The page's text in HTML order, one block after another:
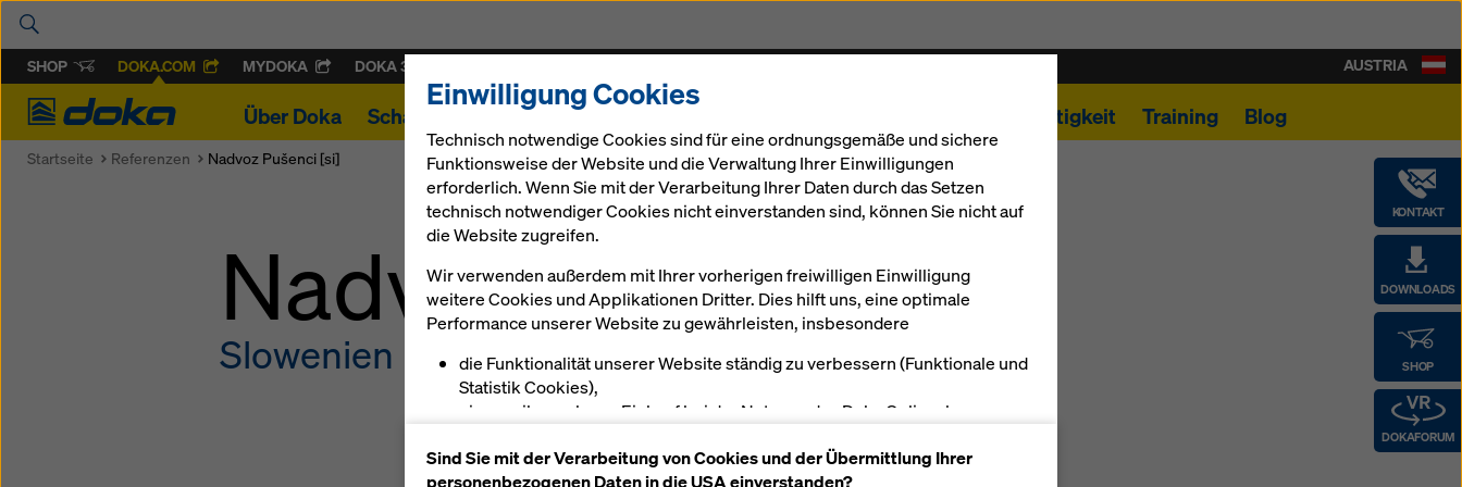
SHOP DOKA.COM MYDOKA DOKA 360
Doka
Über Doka Schalung & Gerüst Projekte Nachhaltigkeit Training Blog
KONTAKT
DOWNLOADS
SHOP
DOKAFORUM
AUSTRIA
Startseite Referenzen Nadvoz Pušenci [si]
Nadvoz Pušenci
Slowenien
Einwilligung Cookies
Technisch notwendige Cookies sind für eine ordnungsgemäße und sichere
Funktionsweise der Website und die Verwaltung Ihrer Einwilligungen
erforderlich. Wenn Sie mit der Verarbeitung Ihrer Daten durch das Setzen
technisch notwendiger Cookies nicht einverstanden sind, können Sie nicht auf
die Website zugreifen.
Wir verwenden außerdem mit Ihrer vorherigen freiwilligen Einwilligung
weitere Cookies und Applikationen Dritter. Dies hilft uns, eine optimale
Performance unserer Website zu gewährleisten, insbesondere
die Funktionalität unserer Website ständig zu verbessern (Funktionale und
Statistik Cookies),
einen reibungslosen Einkauf bei der Nutzung des Doka Onlineshops zu
passende Werbung für Sie als User auf bestimmten Plattformen zu
Sind Sie mit der Verarbeitung von Cookies und der Übermittlung Ihrer
personenbezogenen Daten in die USA einverstanden?